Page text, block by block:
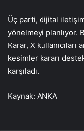
Üç parti, dijital
yönelmeyi planlıyor.
Karar, X kullanıcıları
kesimler kararı
karşıladı.
Kaynak: ANKA